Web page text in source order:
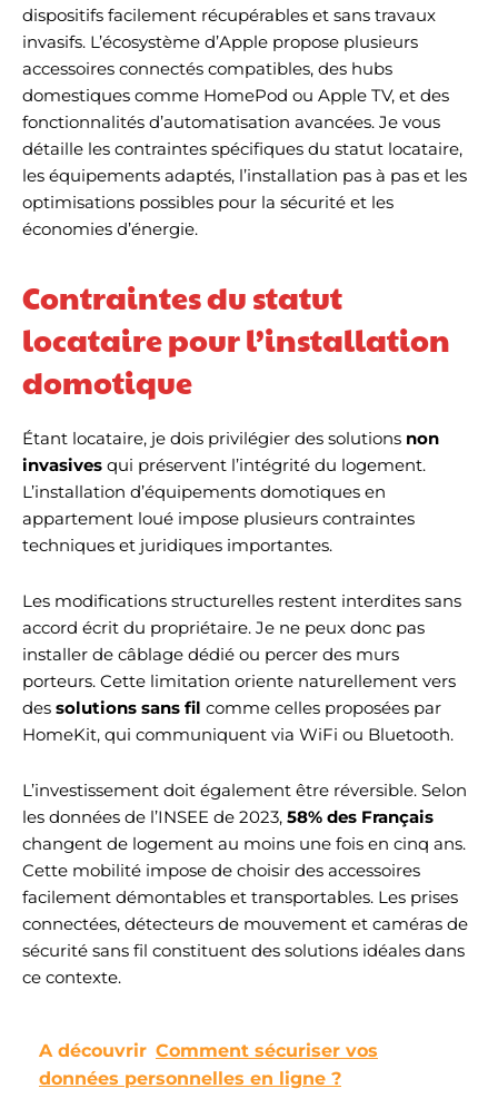
dispositifs facilement récupérables et sans travaux
invasifs. L’écosystème d’Apple propose plusieurs
accessoires connectés compatibles, des hubs
domestiques comme HomePod ou Apple TV, et des
fonctionnalités d’automatisation avancées. Je vous
détaille les contraintes spécifiques du statut locataire,
les équipements adaptés, l’installation pas à pas et les
optimisations possibles pour la sécurité et les
économies d’énergie.
Contraintes du statut
locataire pour l’installation
domotique
Étant locataire, je dois privilégier des solutions non
invasives qui préservent l’intégrité du logement.
L’installation d’équipements domotiques en
appartement loué impose plusieurs contraintes
techniques et juridiques importantes.
Les modifications structurelles restent interdites sans
accord écrit du propriétaire. Je ne peux donc pas
installer de câblage dédié ou percer des murs
porteurs. Cette limitation oriente naturellement vers
des solutions sans fil comme celles proposées par
HomeKit, qui communiquent via WiFi ou Bluetooth.
L’investissement doit également être réversible. Selon
les données de l’INSEE de 2023, 58% des Français
changent de logement au moins une fois en cinq ans.
Cette mobilité impose de choisir des accessoires
facilement démontables et transportables. Les prises
connectées, détecteurs de mouvement et caméras de
sécurité sans fil constituent des solutions idéales dans
ce contexte.
A découvrir Comment sécuriser vos
données personnelles en ligne ?